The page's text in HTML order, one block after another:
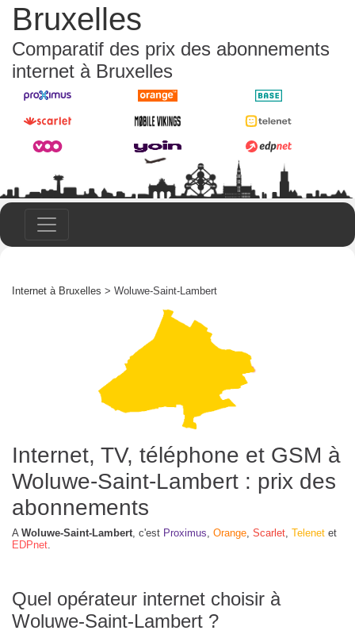
Bruxelles
Comparatif des prix des abonnements
internet à Bruxelles
Internet à Bruxelles > Woluwe-Saint-Lambert
Internet, TV, téléphone et GSM à
Woluwe-Saint-Lambert : prix des
abonnements
A Woluwe-Saint-Lambert, c'est Proximus, Orange, Scarlet, Telenet et
EDPnet.
Quel opérateur internet choisir à
Woluwe-Saint-Lambert ?